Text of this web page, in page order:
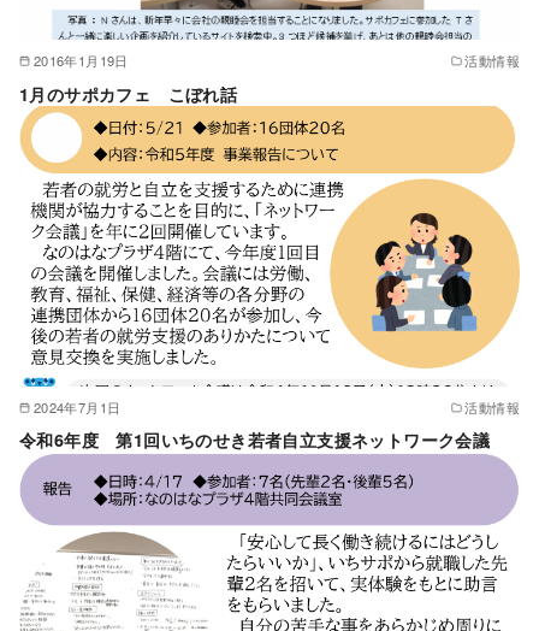
2016年1月19日 活動情報
1月のサポカフェ こぼれ話
2024年7月1日 活動情報
令和6年度 第1回いちのせき若者自立支援ネットワーク会議